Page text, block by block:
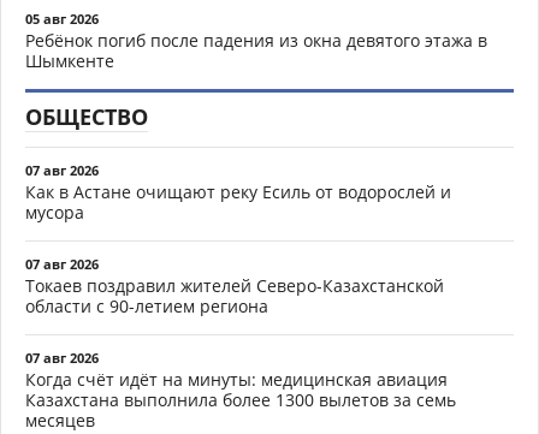
05 авг 2026
Ребёнок погиб после падения из окна девятого этажа в
Шымкенте
ОБЩЕСТВО
07 авг 2026
Как в Астане очищают реку Есиль от водорослей и
мусора
07 авг 2026
Токаев поздравил жителей Северо-Казахстанской
области с 90-летием региона
07 авг 2026
Когда счёт идёт на минуты: медицинская авиация
Казахстана выполнила более 1300 вылетов за семь
месяцев